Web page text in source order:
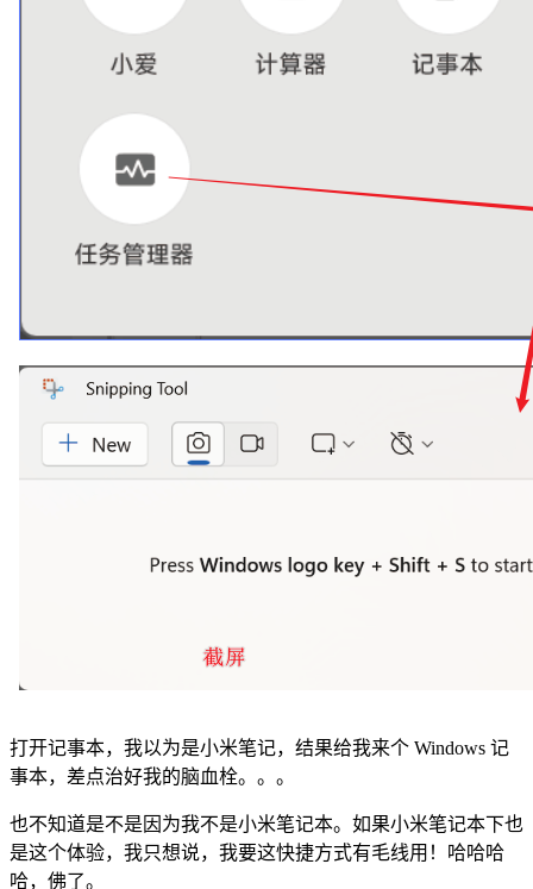
打开记事本，我以为是小米笔记，结果给我来个 Windows 记
事本，差点治好我的脑血栓。。。
也不知道是不是因为我不是小米笔记本。如果小米笔记本下也
是这个体验，我只想说，我要这快捷方式有毛线用！哈哈哈
哈，佛了。